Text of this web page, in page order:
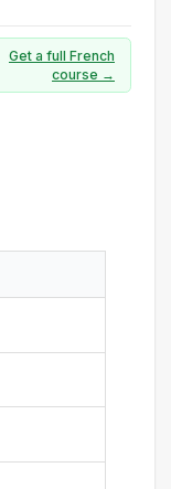
Get a full French
course →